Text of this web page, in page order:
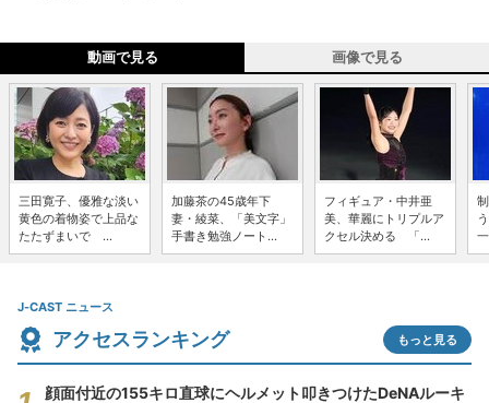
動画で見る 画像で見る
三田寛子、優雅な淡い
黄色の着物姿で上品な
たたずまいで ...
加藤茶の45歳年下
妻・綾菜、「美文字」
手書き勉強ノート...
フィギュア・中井亜
美、華麗にトリプルア
クセル決める 「...
J-CAST ニュース
アクセスランキング もっと見る
顔面付近の155キロ直球にヘルメット叩きつけたDeNAルーキ